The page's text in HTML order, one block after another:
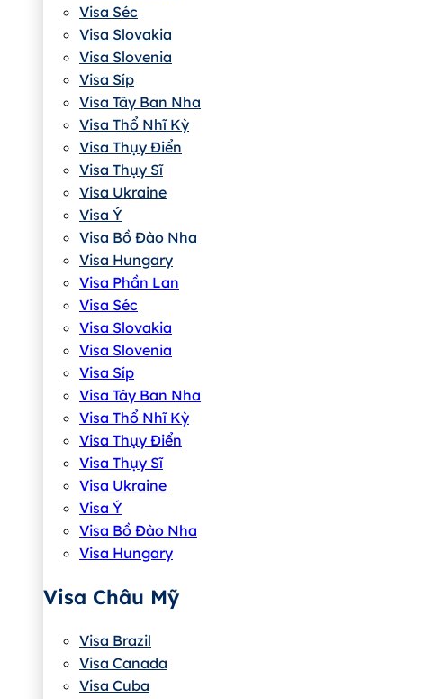
Visa Séc
Visa Slovakia
Visa Slovenia
Visa Síp
Visa Tây Ban Nha
Visa Thổ Nhĩ Kỳ
Visa Thụy Điển
Visa Thụy Sĩ
Visa Ukraine
Visa Ý
Visa Bồ Đào Nha
Visa Hungary
Visa Phần Lan
Visa Séc
Visa Slovakia
Visa Slovenia
Visa Síp
Visa Tây Ban Nha
Visa Thổ Nhĩ Kỳ
Visa Thụy Điển
Visa Thụy Sĩ
Visa Ukraine
Visa Ý
Visa Bồ Đào Nha
Visa Hungary
Visa Châu Mỹ
Visa Brazil
Visa Canada
Visa Cuba